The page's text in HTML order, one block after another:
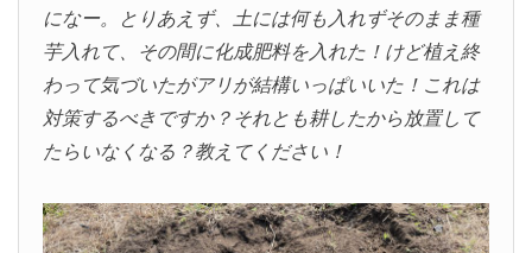
になー。とりあえず、土には何も入れずそのまま種
芋入れて、その間に化成肥料を入れた！けど植え終
わって気づいたがアリが結構いっぱいいた！これは
対策するべきですか？それとも耕したから放置して
たらいなくなる？教えてください！